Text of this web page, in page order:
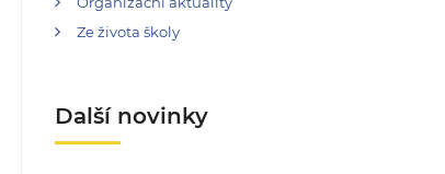
Ze života školy
Další novinky